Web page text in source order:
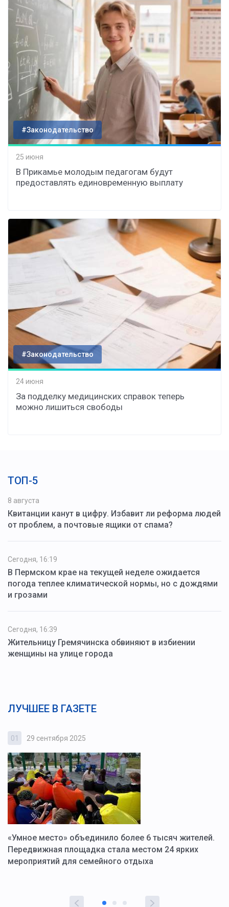
#Законодательство
25 июня
В Прикамье молодым педагогам будут
предоставлять единовременную выплату
#Законодательство
24 июня
За подделку медицинских справок теперь
можно лишиться свободы
ТОП-5
8 августа
Квитанции канут в цифру. Избавит ли реформа людей
от проблем, а почтовые ящики от спама?
Сегодня, 16:19
В Пермском крае на текущей неделе ожидается
погода теплее климатической нормы, но с дождями
и грозами
Сегодня, 16:39
Жительницу Гремячинска обвиняют в избиении
женщины на улице города
ЛУЧШЕЕ В ГАЗЕТЕ
01 29 сентября 2025
«Умное место» объединило более 6 тысяч жителей.
Передвижная площадка стала местом 24 ярких
мероприятий для семейного отдыха